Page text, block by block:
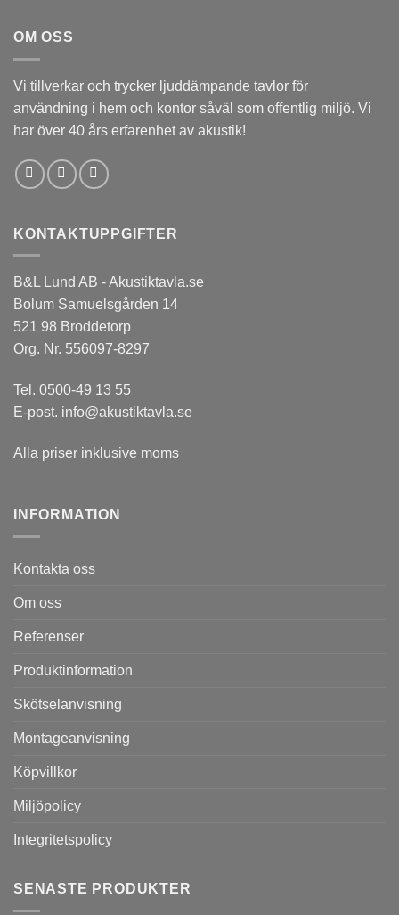
OM OSS
Vi tillverkar och trycker ljuddämpande tavlor för
användning i hem och kontor såväl som offentlig miljö. Vi
har över 40 års erfarenhet av akustik!
KONTAKTUPPGIFTER
B&L Lund AB - Akustiktavla.se
Bolum Samuelsgården 14
521 98 Broddetorp
Org. Nr. 556097-8297
Tel. 0500-49 13 55
E-post. info@akustiktavla.se
Alla priser inklusive moms
INFORMATION
Kontakta oss
Om oss
Referenser
Produktinformation
Skötselanvisning
Montageanvisning
Köpvillkor
Miljöpolicy
Integritetspolicy
SENASTE PRODUKTER